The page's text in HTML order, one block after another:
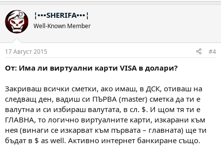
¦•••SHERIFA•••¦
Well-Known Member
17 Август 2015 #4
От: Има ли виртуални карти VISA в долари?
Закриваш всички сметки, ако имаш, в ДСК, отиваш на
следващ ден, вадиш си ПЪРВА (master) сметка да ти е
валутна и си избираш валутата, в сл. $. И щом тя ти е
ГЛАВНА, то логично виртуалните карти, изкарани към
нея (винаги се изкарват към първата – главната) ще ти
бъдат в $ as well. Активно интернет банкиране също.